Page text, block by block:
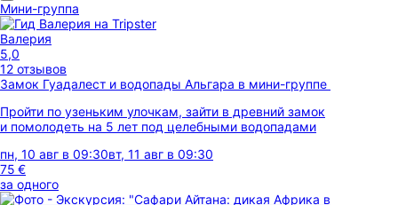
Мини-группа
Валерия
5,0
12 отзывов
Замок Гуадалест и водопады Альгара в мини-группе
Пройти по узеньким улочкам, зайти в древний замок
и помолодеть на 5 лет под целебными водопадами
пн, 10 авг в 09:30вт, 11 авг в 09:30
75 €
за одного